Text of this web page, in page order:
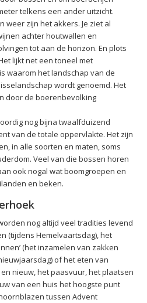
telkens een ander uitzicht.
weer zijn het akkers. Je ziet al
achter houtwallen en
tot aan de horizon. En plots
lijkt net een toneel met
waarom het landschap van de
wordt genoemd. Het
door de boerenbevolking
nog bijna twaalfduizend
van de totale oppervlakte. Het zijn
in alle soorten en maten, soms
Veel van die bossen horen
ook nogal wat boomgroepen en
en beken.
nog altijd veel tradities levend
(tijdens Hemelvaartsdag), het
(het inzamelen van zakken
of het eten van
nieuw, het paasvuur, het plaatsen
van een huis het hoogste punt
tussen Advent